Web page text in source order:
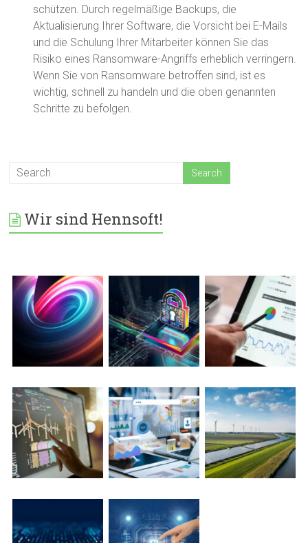
schützen. Durch regelmäßige Backups, die
Aktualisierung Ihrer Software, die Vorsicht bei E-Mails
und die Schulung Ihrer Mitarbeiter können Sie das
Risiko eines Ransomware-Angriffs erheblich verringern.
Wenn Sie von Ransomware betroffen sind, ist es
wichtig, schnell zu handeln und die oben genannten
Schritte zu befolgen.
Wir sind Hennsoft!